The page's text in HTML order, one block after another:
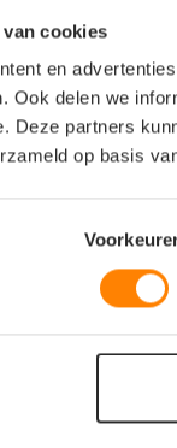
cookies
en
Ook delen we
Deze partners
op basis
met een
en
band rondom
Large/Extra large